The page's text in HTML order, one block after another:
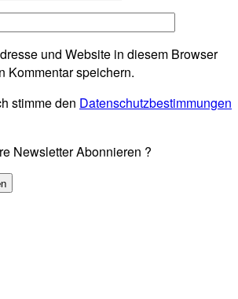
und Website in diesem Browser
Kommentar speichern.
stimme den Datenschutzbestimmungen
Newsletter Abonnieren ?